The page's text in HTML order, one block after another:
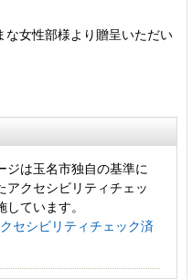
な女性部様より贈呈いただい
ジは玉名市独自の基準に
アクセシビリティチェッ
しています。
クセシビリティチェック済